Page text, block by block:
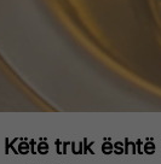
Këtë truk